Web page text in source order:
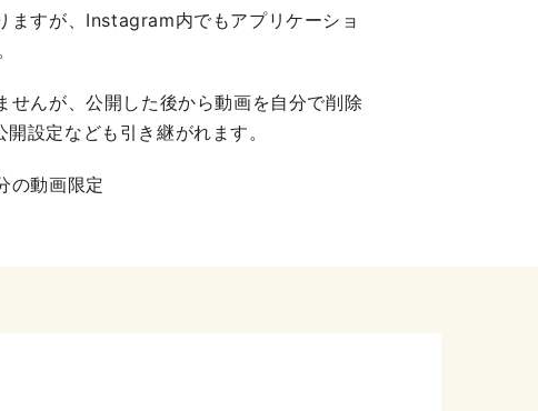
ますが、Instagram内でもアプリケーショ
んが、公開した後から動画を自分で削除
設定なども引き継がれます。
の動画限定